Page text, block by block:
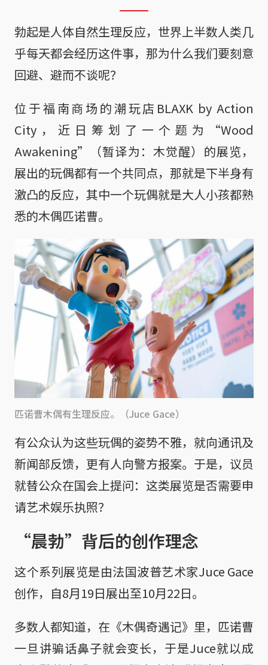
勃起是人体自然生理反应，世界上半数人类几
乎每天都会经历这件事，那为什么我们要刻意
回避、避而不谈呢？
位于福南商场的潮玩店BLAXK by Action
City，近日筹划了一个题为“Wood
Awakening”（暂译为：木觉醒）的展览，
展出的玩偶都有一个共同点，那就是下半身有
激凸的反应，其中一个玩偶就是大人小孩都熟
悉的木偶匹诺曹。
匹诺曹木偶有生理反应。（Juce Gace）
有公众认为这些玩偶的姿势不雅，就向通讯及
新闻部反馈，更有人向警方报案。于是，议员
就替公众在国会上提问：这类展览是否需要申
请艺术娱乐执照？
“晨勃”背后的创作理念
这个系列展览是由法国波普艺术家Juce Gace
创作，自8月19日展出至10月22日。
多数人都知道，在《木偶奇遇记》里，匹诺曹
一旦讲骗话鼻子就会变长，于是Juce就以成